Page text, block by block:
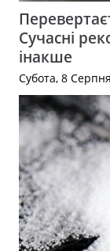
Сучасні
інакше
Субота, 8